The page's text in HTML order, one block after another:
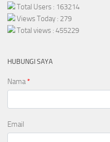
Total Users : 163214
Views Today : 279
Total views : 455229
HUBUNGI SAYA
Nama *
Email